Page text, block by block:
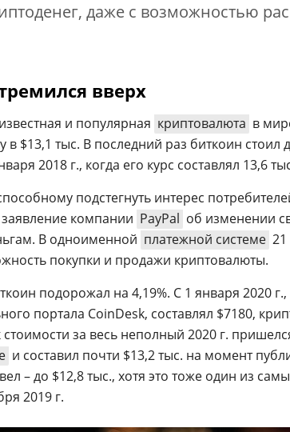
даже с возможностью
вверх
и популярная криптовалюта в
в $13,1 тыс. В последний раз биткоин стоил
2018 г., когда его курс составлял 13,6
подстегнуть интерес
компании PayPal об изменении
В одноименной платежной системе 21
покупки и продажи криптовалюты.
подорожал на 4,19%. С 1 января 2020 г.,
портала CoinDesk, составлял $7180,
за весь неполный 2020 г.
и составил почти $13,2 тыс. на момент
– до $12,8 тыс., хотя это тоже один из
2019 г.